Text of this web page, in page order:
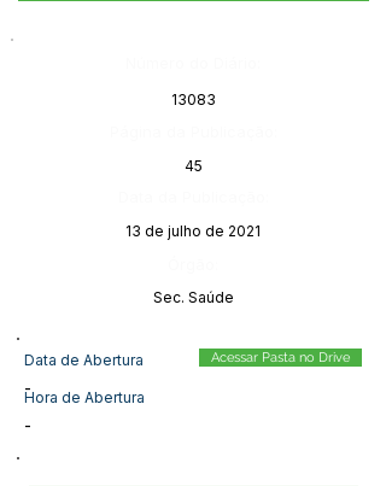
13083
45
13 de julho de 2021
Sec. Saúde
Data de Abertura
-
Hora de Abertura
-
Acessar Pasta no Drive